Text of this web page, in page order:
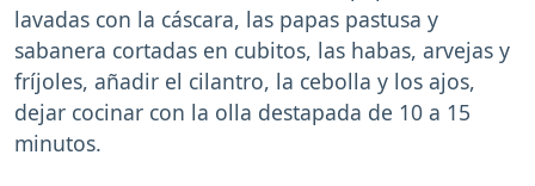
lavadas con la cáscara, las papas pastusa y
sabanera cortadas en cubitos, las habas, arvejas y
fríjoles, añadir el cilantro, la cebolla y los ajos,
dejar cocinar con la olla destapada de 10 a 15
minutos.